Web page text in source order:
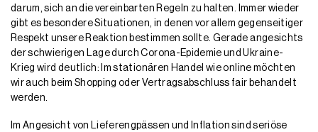
darum, sich an die vereinbarten Regeln zu halten. Immer wieder
gibt es besondere Situationen, in denen vor allem gegenseitiger
Respekt unsere Reaktion bestimmen sollte. Gerade angesichts
der schwierigen Lage durch Corona-Epidemie und Ukraine-
Krieg wird deutlich: Im stationären Handel wie online möchten
wir auch beim Shopping oder Vertragsabschluss fair behandelt
werden.
Im Angesicht von Lieferengpässen und Inflation sind seriöse